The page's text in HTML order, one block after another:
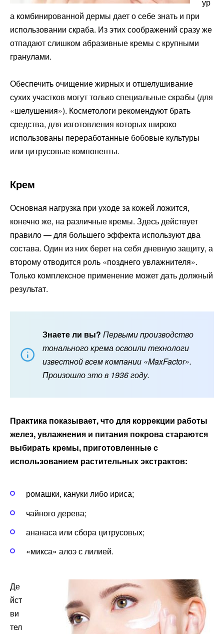
а комбинированной дермы дает о себе знать и при
использовании скраба. Из этих соображений сразу же
отпадают слишком абразивные кремы с крупными
гранулами.
Обеспечить очищение жирных и отшелушивание
сухих участков могут только специальные скрабы (для
«шелушения»). Косметологи рекомендуют брать
средства, для изготовления которых широко
использованы переработанные бобовые культуры
или цитрусовые компоненты.
Крем
Основная нагрузка при уходе за кожей ложится,
конечно же, на различные кремы. Здесь действует
правило — для большего эффекта используют два
состава. Один из них берет на себя дневную защиту, а
второму отводится роль «позднего увлажнителя».
Только комплексное применение может дать должный
результат.
Знаете ли вы? Первыми производство
тонального крема освоили технологи
известной всем компании «MaxFactor».
Произошло это в 1936 году.
Практика показывает, что для коррекции работы
желез, увлажнения и питания покрова стараются
выбирать кремы, приготовленные с
использованием растительных экстрактов:
ромашки, кануки либо ириса;
чайного дерева;
ананаса или сбора цитрусовых;
«микса» алоэ с лилией.
Де
йст
ви
тел